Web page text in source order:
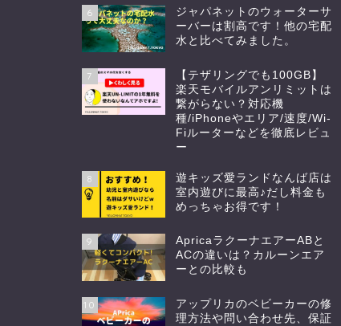
6
ジャパネットのウォーターサ
ーバーは割高です！他の宅配
水と比べてみました。
7
【テザリングでも100GB】
楽天モバイルアンリミットは
繋がらない？対応機
種/iPhoneやエリア/速度/Wi-
Fiルーターなどを徹底レビュ
ー
8
遊キッズ愛ランドなんば店は
室内遊びに最高♪だし料金も
めっちゃお得です！
9
ApricaラクーナエアーABと
ACの違いは？カルーンエア
ーとの比較も
10
アップリカのベビーカーの修
理方法や問い合わせ先、保証